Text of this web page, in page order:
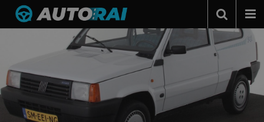
Autonieuws
Autotests
Automerken